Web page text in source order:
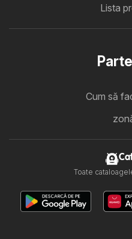
Lista
Cum să
Toate